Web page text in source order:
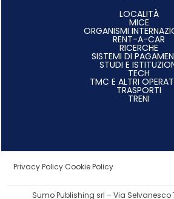
LOCALITÀ
MICE
ORGANISMI
RENT-A-CAR
RICERCHE
SISTEMI DI
STUDI E
TECH
TMC E ALTRI
TRASPORTI
TRENI
Privacy Policy Cookie Policy
Sumo Publishing srl – Via Selvanesco